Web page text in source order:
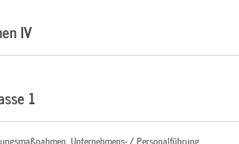
IV
1